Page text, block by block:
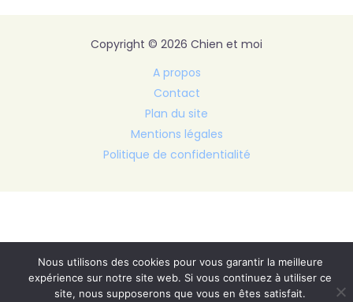
Copyright © 2026 Chien et moi
A propos
Contact
Plan du site
Mentions légales
Politique de confidentialité
Nous utilisons des cookies pour vous garantir la meilleure
expérience sur notre site web. Si vous continuez à utiliser ce
site, nous supposerons que vous en êtes satisfait.